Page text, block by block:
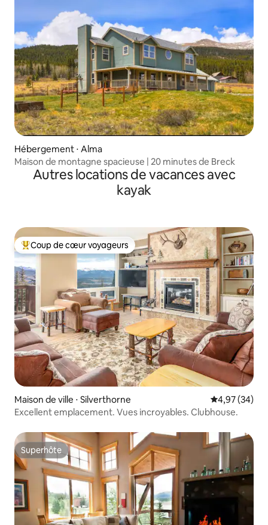
Hébergement ⋅ Alma
Maison de montagne spacieuse | 20 minutes de Breck
Autres locations de vacances avec
kayak
Coups de cœur voyageurs les plus appréciés
Coup de cœur voyageurs
Maison de ville ⋅ Silverthorne Évaluation
4,97 (34)
Excellent emplacement. Vues incroyables. Clubhouse.
Superhôte
Superhôte